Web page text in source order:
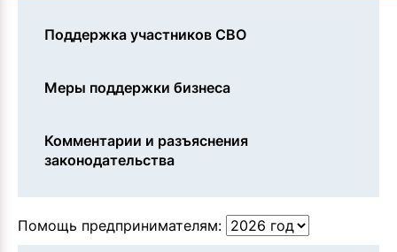
Поддержка участников СВО
Меры поддержки бизнеса
Комментарии и разъяснения
законодательства
Помощь предпринимателям: